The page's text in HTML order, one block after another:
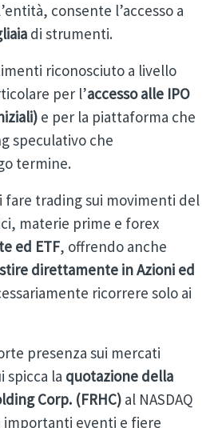
consente l’accesso a
di strumenti.
riconosciuto a livello
per l’accesso alle IPO
e per la piattaforma che
speculativo che
termine.
fare trading sui movimenti del
materie prime e forex
ed ETF, offrendo anche
direttamente in Azioni ed
ricorrere solo ai
presenza sui mercati
spicca la quotazione della
Corp. (FRHC) al NASDAQ
importanti eventi e fiere